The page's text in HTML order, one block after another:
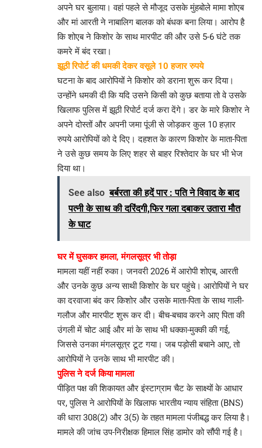
अपने घर बुलाया। वहां पहले से मौजूद उसके मुंहबोले मामा शोएब
और मां आरती ने नाबालिग बालक को बंधक बना लिया। आरोप है
कि शोएब ने किशोर के साथ मारपीट की और उसे 5-6 घंटे तक
कमरे में बंद रखा।
झूठी रिपोर्ट की धमकी देकर वसूले 10 हजार रुपये
​घटना के बाद आरोपियों ने किशोर को डराना शुरू कर दिया।
उन्होंने धमकी दी कि यदि उसने किसी को कुछ बताया तो वे उसके
खिलाफ पुलिस में झूठी रिपोर्ट दर्ज करा देंगे। डर के मारे किशोर ने
अपने दोस्तों और अपनी जमा पूंजी से जोड़कर कुल 10 हज़ार
रुपये आरोपियों को दे दिए। दहशत के कारण किशोर के माता-पिता
ने उसे कुछ समय के लिए शहर से बाहर रिश्तेदार के घर भी भेज
दिया था।
See also बर्बरता की हदें पार : पति ने विवाद के बाद
पत्नी के साथ की दरिंदगी,फिर गला दबाकर उतारा मौत
के घाट
घर में घुसकर हमला, मंगलसूत्र भी तोड़ा
​मामला यहीं नहीं रुका। जनवरी 2026 में आरोपी शोएब, आरती
और उनके कुछ अन्य साथी किशोर के घर पहुंचे। आरोपियों ने घर
का दरवाजा बंद कर किशोर और उसके माता-पिता के साथ गाली-
गलौज और मारपीट शुरू कर दी। बीच-बचाव करने आए पिता की
उंगली में चोट आई और मां के साथ भी धक्का-मुक्की की गई,
जिससे उनका मंगलसूत्र टूट गया। जब पड़ोसी बचाने आए, तो
आरोपियों ने उनके साथ भी मारपीट की।
पुलिस ने दर्ज किया मामला
​पीड़ित पक्ष की शिकायत और इंस्टाग्राम चैट के साक्ष्यों के आधार
पर, पुलिस ने आरोपियों के खिलाफ भारतीय न्याय संहिता (BNS)
की धारा 308(2) और 3(5) के तहत मामला पंजीबद्ध कर लिया है।
मामले की जांच उप-निरीक्षक हिमाल सिंह डामोर को सौंपी गई है।